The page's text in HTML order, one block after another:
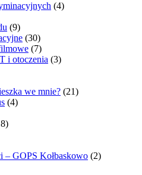
(4)
(9)
(30)
(7)
i otoczenia (3)
we mnie? (21)
(4)
– GOPS Kołbaskowo (2)